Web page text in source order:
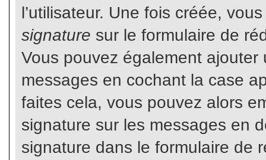
l’utilisateur. Une fois créée,
signature sur le formulaire de
Vous pouvez également
messages en cochant la case
faites cela, vous pouvez alors
signature sur les messages en
signature dans le formulaire de